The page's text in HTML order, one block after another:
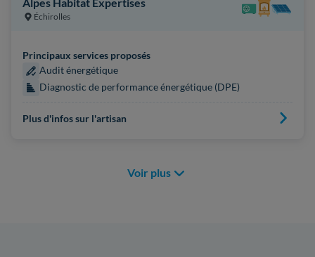
Alpes Habitat Expertises
Échirolles
Principaux services proposés
Audit énergétique
Diagnostic de performance énergétique (DPE)
Plus d'infos sur l'artisan
Voir plus